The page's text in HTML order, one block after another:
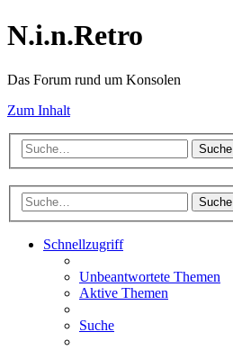
N.i.n.Retro
Das Forum rund um Konsolen
Zum Inhalt
Suche
Suche
Schnellzugriff
Unbeantwortete Themen
Aktive Themen
Suche